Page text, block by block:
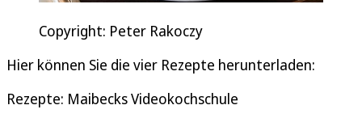
Copyright: Peter Rakoczy
Hier können Sie die vier Rezepte herunterladen:
Rezepte: Maibecks Videokochschule